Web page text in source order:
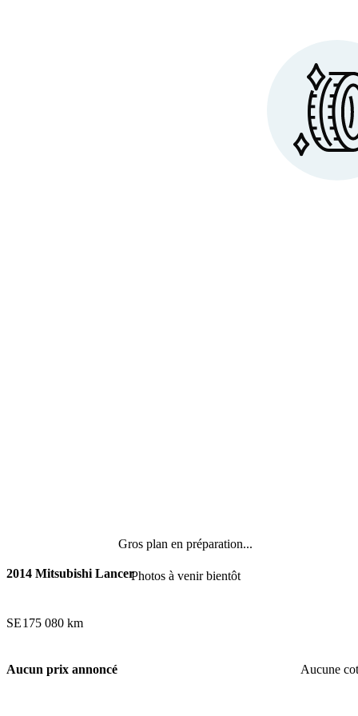
Gros plan en préparation...
Photos à venir bientôt
2014 Mitsubishi Lancer
SE175 080 km
Aucun prix annoncé Aucune